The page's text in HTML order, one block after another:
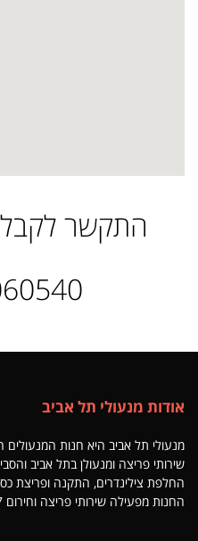
התקשר לקבלת
אודות מנעולי תל אביב
מנעולי תל אביב היא חנות
שירותי פריצה ומנעולן בתל אביב
החלפת צילינדרים, התקנה ופריצת
החנות מפעילה שירותי פריצה וחירום 24/7 ללא תוספת לילה/שבת